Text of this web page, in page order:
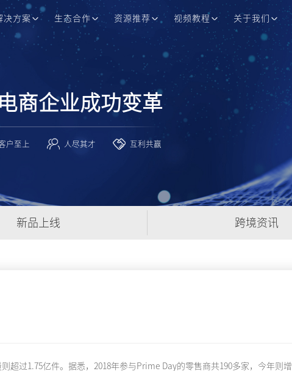
决方案 生态合作 资源推荐 视频教程 关于我们
商企业成功变革
户至上 人尽其才 互利共赢
新品上线 跨境资讯
过1.75亿件。据悉，2018年参与Prime Day的零售商共190多家，今年则增